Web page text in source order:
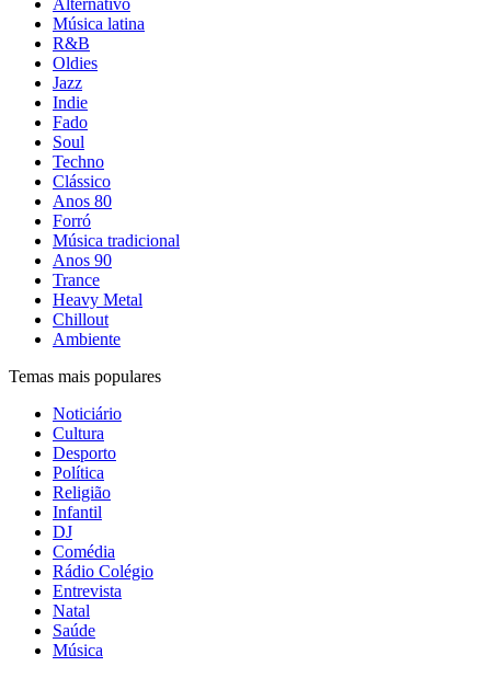
Alternativo
Música latina
R&B
Oldies
Jazz
Indie
Fado
Soul
Techno
Clássico
Anos 80
Forró
Música tradicional
Anos 90
Trance
Heavy Metal
Chillout
Ambiente
Temas mais populares
Noticiário
Cultura
Desporto
Política
Religião
Infantil
DJ
Comédia
Rádio Colégio
Entrevista
Natal
Saúde
Música